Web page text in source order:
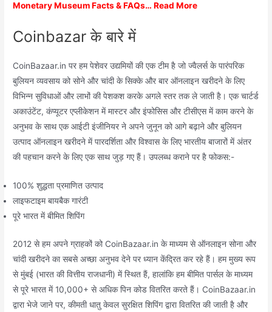
Monetary Museum Facts & FAQs… Read More
Coinbazar के बारे में
CoinBazaar.in पर हम पेशेवर उद्यमियों की एक टीम है जो ज्वैलर्स के पारंपरिक
बुलियन व्यवसाय को सोने और चांदी के सिक्के और बार ऑनलाइन खरीदने के लिए
विभिन्न सुविधाओं और लाभों की पेशकश करके अगले स्तर तक ले जाती है। एक चार्टर्ड
अकाउंटेंट, कंप्यूटर एप्लीकेशन में मास्टर और इंफोसिस और टीसीएस में काम करने के
अनुभव के साथ एक आईटी इंजीनियर ने अपने जुनून को आगे बढ़ाने और बुलियन
उत्पाद ऑनलाइन खरीदने में पारदर्शिता और विश्वास के लिए भारतीय बाजारों में अंतर
की पहचान करने के लिए एक साथ जुड़ गए हैं। उपलब्ध कराने पर है फोकस:-
100% शुद्धता प्रमाणित उत्पाद
लाइफटाइम बायबैक गारंटी
पूरे भारत में बीमित शिपिंग
2012 से हम अपने ग्राहकों को CoinBazaar.in के माध्यम से ऑनलाइन सोना और
चांदी खरीदने का सबसे अच्छा अनुभव देने पर ध्यान केंद्रित कर रहे हैं। हम मुख्य रूप
से मुंबई (भारत की वित्तीय राजधानी) में स्थित हैं, हालांकि हम बीमित पार्सल के माध्यम
से पूरे भारत में 10,000+ से अधिक पिन कोड वितरित करते हैं। CoinBazaar.in
द्वारा भेजे जाने पर, कीमती धातु केवल सुरक्षित शिपिंग द्वारा वितरित की जाती है और